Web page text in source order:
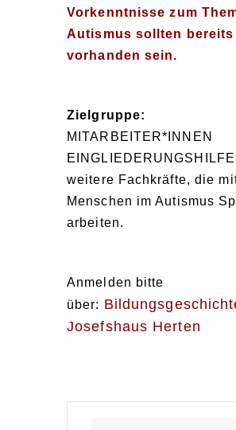
Vorkenntnisse zum
Autismus sollten bereits
vorhanden sein.
Zielgruppe:
MITARBEITER*INNEN
EINGLIEDERUNGSHILFE
weitere Fachkräfte, die
Menschen im Autismus
arbeiten.
Anmelden bitte
über:
Josefshaus Herten